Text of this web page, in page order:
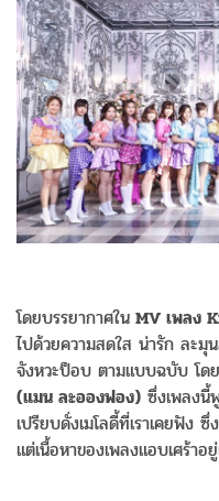
โดยบรรยากาศใน MV เพลง
ไปด้วยความสดใส น่ารัก ละ
จังหวะป็อบ ตามแบบฉบับ โดย
(แมน ละอองฟอง) ซึ่งเพลงนี้
เปรียบดั่งเมโลดี้ที่เราเคยฟัง
แต่เนื้อหาของเพลงแอบเศร้าอ